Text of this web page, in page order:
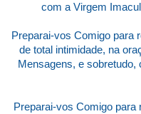
com a Virgem
Preparai-vos Comigo para
de total intimidade, na
Mensagens, e
Preparai-vos Comigo